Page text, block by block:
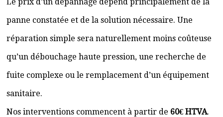
panne constatée et de la solution nécessaire. Une
réparation simple sera naturellement moins coûteuse
qu’un débouchage haute pression, une recherche de
fuite complexe ou le remplacement d’un équipement
sanitaire.
Nos interventions commencent à partir de 60€ HTVA.